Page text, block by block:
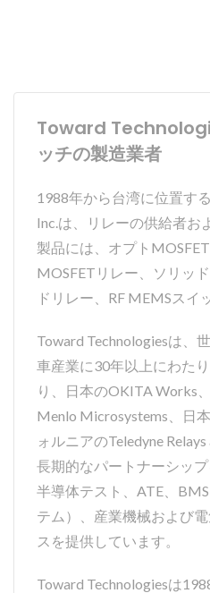
Toward
ッチの製造業者
1988年から台湾に位置す
Inc.は、リレーの供給者お
製品には、オプト
MOSFETリレー、ソリッ
ドリレー、RF MEMSスイ
Toward Technologiesは、
車産業に30年以上にわた
り、日本のOKITA Works
Menlo Microsystems、日
ォルニアのTeledyne
長期的なパートナーシッ
半導体テスト、ATE、
テム）、産業機械および
スを提供しています。
Toward Technologiesは